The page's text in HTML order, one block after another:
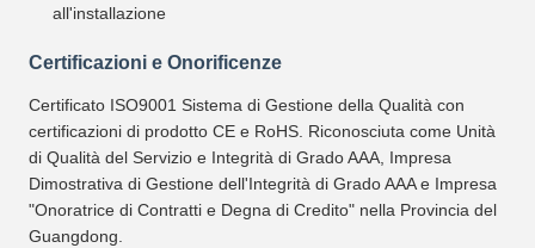
all'installazione
Certificazioni e Onorificenze
Certificato ISO9001 Sistema di Gestione della Qualità con
certificazioni di prodotto CE e RoHS. Riconosciuta come Unità
di Qualità del Servizio e Integrità di Grado AAA, Impresa
Dimostrativa di Gestione dell'Integrità di Grado AAA e Impresa
"Onoratrice di Contratti e Degna di Credito" nella Provincia del
Guangdong.